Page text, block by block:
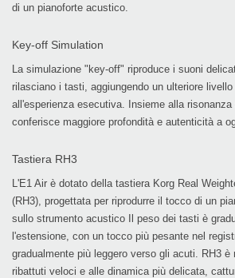
di un pianoforte acustico.
Key-off Simulation
La simulazione "key-off" riproduce i suoni
rilasciano i tasti, aggiungendo un ulteriore
all'esperienza esecutiva. Insieme alla risonanza
conferisce maggiore profondità e autenticità a
Tastiera RH3
L'E1 Air è dotato della tastiera Korg Real
(RH3), progettata per riprodurre il tocco di un
sullo strumento acustico Il peso dei tasti è
l'estensione, con un tocco più pesante nel
gradualmente più leggero verso gli acuti. RH3 è
ribattuti veloci e alle dinamica più delicata,